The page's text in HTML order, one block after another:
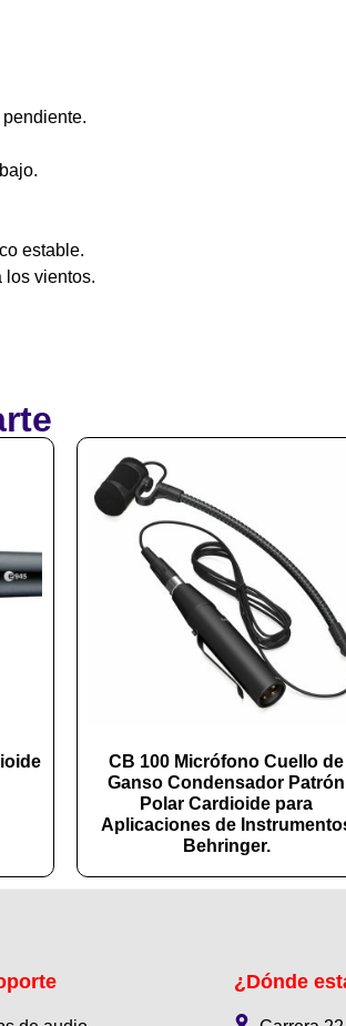
estable.
los vientos.
CB 100 Micrófono Cuello de
Ganso Condensador Patrón
Polar Cardioide para
Aplicaciones de
Behringer.
¿Dónde